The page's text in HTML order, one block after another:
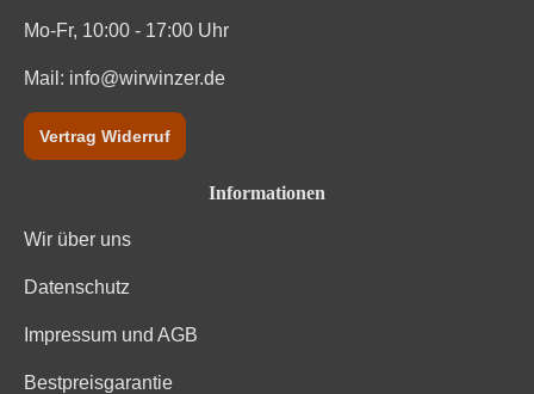
Mo-Fr, 10:00 - 17:00 Uhr
Mail: info@wirwinzer.de
Vertrag Widerruf
Informationen
Wir über uns
Datenschutz
Impressum und AGB
Bestpreisgarantie